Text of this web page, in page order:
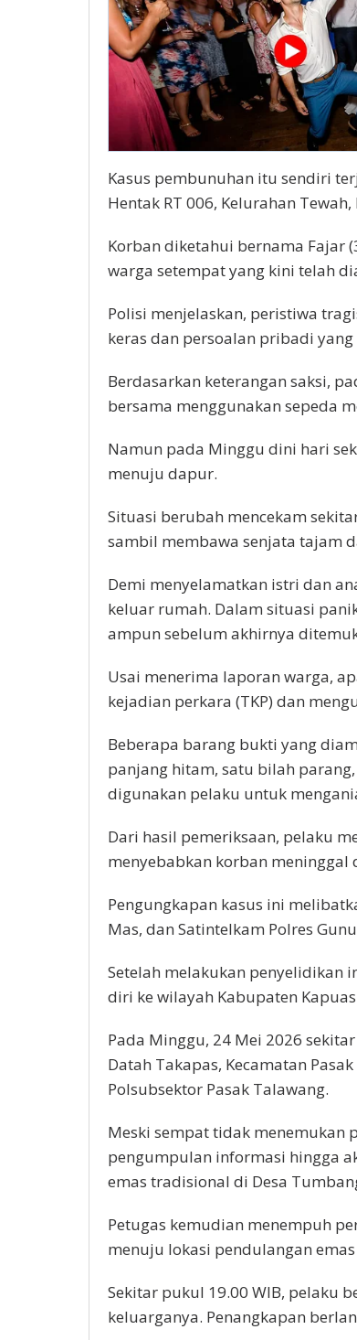
Kasus pembunuhan itu sendiri
Hentak RT 006, Kelurahan
Korban diketahui bernama Fajar
warga setempat yang kini telah
Polisi menjelaskan, peristiwa
keras dan persoalan pribadi
Berdasarkan keterangan saksi,
bersama menggunakan sepeda
Namun pada Minggu dini hari
menuju dapur.
Situasi berubah mencekam
sambil membawa senjata tajam
Demi menyelamatkan istri dan
keluar rumah. Dalam situasi
ampun sebelum akhirnya
Usai menerima laporan warga,
kejadian perkara (TKP) dan
Beberapa barang bukti yang
panjang hitam, satu bilah
digunakan pelaku untuk
Dari hasil pemeriksaan, pelaku
menyebabkan korban meninggal
Pengungkapan kasus ini
Mas, dan Satintelkam Polres
Setelah melakukan penyelidikan
diri ke wilayah Kabupaten
Pada Minggu, 24 Mei 2026
Datah Takapas, Kecamatan
Polsubsektor Pasak Talawang.
Meski sempat tidak menemukan
pengumpulan informasi hingga
emas tradisional di Desa
Petugas kemudian menempuh
menuju lokasi pendulangan
Sekitar pukul 19.00 WIB, pelaku
keluarganya. Penangkapan